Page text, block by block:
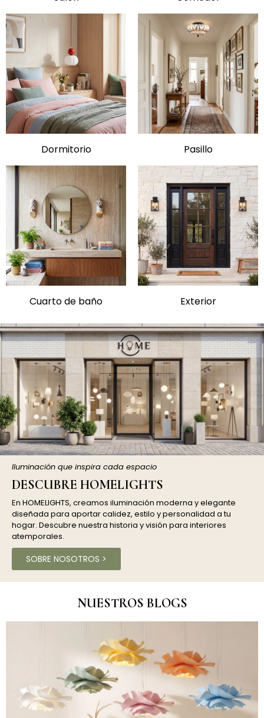
Dormitorio Pasillo
Cuarto de baño Exterior
Iluminación que inspira cada espacio
DESCUBRE HOMELIGHTS
En HOMELIGHTS, creamos iluminación moderna y elegante
diseñada para aportar calidez, estilo y personalidad a tu
hogar. Descubre nuestra historia y visión para interiores
atemporales.
SOBRE NOSOTROS >
NUESTROS BLOGS